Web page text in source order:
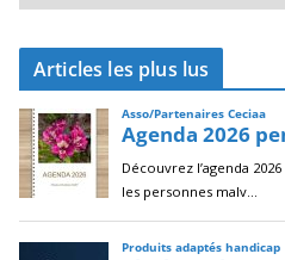
c
i
v
e
s
Articles les plus lus